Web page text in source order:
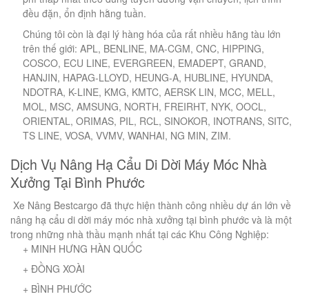
đều đặn, ổn định hằng tuần.
Chúng tôi còn là đại lý hàng hóa của rất nhiều hãng tàu lớn
trên thế giới: APL, BENLINE, MA-CGM, CNC, HIPPING,
COSCO, ECU LINE, EVERGREEN, EMADEPT, GRAND,
HANJIN, HAPAG-LLOYD, HEUNG-A, HUBLINE, HYUNDA,
NDOTRA, K-LINE, KMG, KMTC, AERSK LIN, MCC, MELL,
MOL, MSC, AMSUNG, NORTH, FREIRHT, NYK, OOCL,
ORIENTAL, ORIMAS, PIL, RCL, SINOKOR, INOTRANS, SITC,
TS LINE, VOSA, VVMV, WANHAI, NG MIN, ZIM.
Dịch Vụ Nâng Hạ Cẩu Di Dời Máy Móc Nhà
Xưởng Tại Bình Phước
Xe Nâng Bestcargo đã thực hiện thành công nhiều dự án lớn về
nâng hạ cẩu di dời máy móc nhà xưởng tại bình phước và là một
trong những nhà thầu mạnh nhất tại các Khu Công Nghiệp:
+ MINH HƯNG HÀN QUỐC
+ ĐỒNG XOÀI
+ BÌNH PHƯỚC